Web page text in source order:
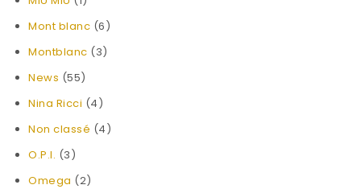
Mont blanc (6)
Montblanc (3)
News (55)
Nina Ricci (4)
Non classé (4)
O.P.I. (3)
Omega (2)